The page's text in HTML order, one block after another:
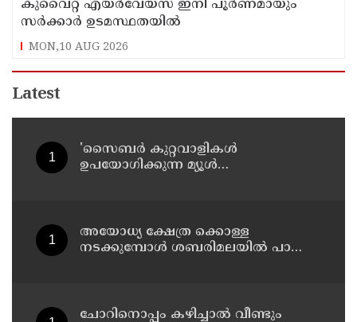
കുവൈറ്റ് എയര്‍വേയ്സ് ഇനി പൂര്‍ണമായും
സര്‍ക്കാര്‍ ഉടമസ്ഥതയില്‍
MON,10 AUG 2026
Latest
'സൈബര്‍ കുറ്റവാളികള്‍
ഉപയോഗിക്കുന്ന മ്യൂള്‍
അയോധ്യ ക്ഷേത്ര ക്കൊള്ള
നടക്കുമ്പോൾ ശബരിമലയിൽ പാട്ടും
ചോറിനൊപ്പം കഴിച്ചാൽ വീണ്ടും